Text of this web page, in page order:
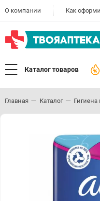
О компании Как
Каталог товаров
Главная Каталог Гигиена